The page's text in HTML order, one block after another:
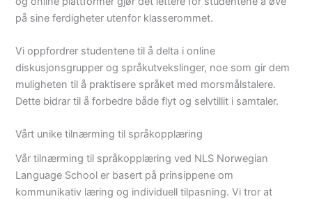
på sine ferdigheter utenfor klasserommet.
Vi oppfordrer studentene til å delta i online
diskusjonsgrupper og språkutvekslinger, noe som gir dem
muligheten til å praktisere språket med morsmålstalere.
Dette bidrar til å forbedre både flyt og selvtillit i samtaler.
Vårt unike tilnærming til språkopplæring
Vår tilnærming til språkopplæring ved NLS Norwegian
Language School er basert på prinsippene om
kommunikativ læring og individuell tilpasning. Vi tror at